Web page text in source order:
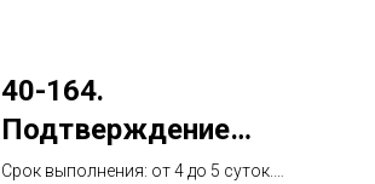
40-164.
Подтверждение
инфицирования В-
Срок выполнения: от 4 до 5 суток.